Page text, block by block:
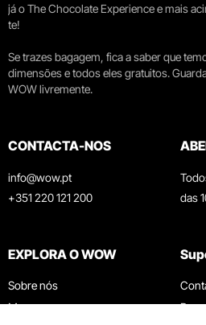
já o The Chocolate Experience e mais
te!
Se trazes bagagem, fica a saber que
dimensões e todos eles gratuitos.
WOW livremente.
CONTACTA-NOS
info@wow.pt
+351 220 121 200
das
EXPLORA O WOW
Sobre nós
Museus